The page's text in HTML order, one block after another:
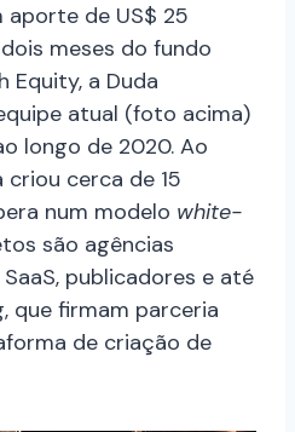
aporte de US$ 25
meses do fundo
Equity, a Duda
atual (foto acima)
longo de 2020. Ao
criou cerca de 15
num modelo white-
são agências
publicadores e até
que firmam parceria
de criação de